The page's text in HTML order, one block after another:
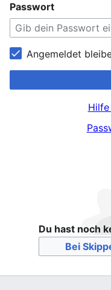
Passwort
Angemeldet
Du hast noch
Bei